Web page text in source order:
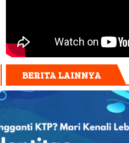
BERITA LAINNYA